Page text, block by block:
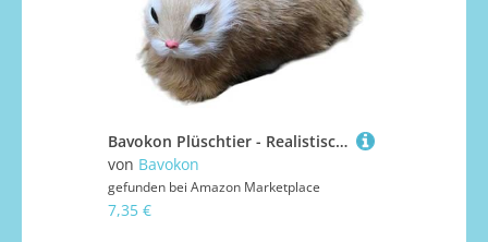
Bavokon Plüschtier - Realistische Plüschfigur Tischdekoration,Weicher Schlafbegleiter, Kuscheltier für Wohnzimmer Bett Kinderzimmer Schlafzimmer Arbeitszimmer Couch Sofa
von Bavokon
gefunden bei Amazon Marketplace
7,35 €